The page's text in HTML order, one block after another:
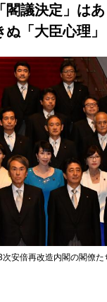
閣議決定」は
「大臣心理」
安倍再改造内閣の閣僚